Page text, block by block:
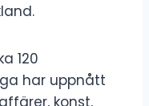
120
har uppnått
konst,